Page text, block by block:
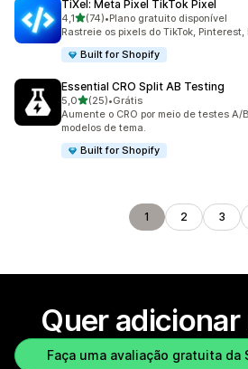
TiXel: Meta Pixel TikTok Pixel
4,1de 5 estrelas
(74)
74 avaliações ao todo
•Plano gratuito disponível
Rastreie os pixels do TikTok,
Built for Shopify
Essential CRO Split AB Testing
5,0de 5 estrelas
(25)
25 avaliações ao todo
•Grátis
Aumente o CRO por meio de testes
modelos de tema.
Built for Shopify
1 2 3
Quer adicionar
Faça uma avaliação gratuita da